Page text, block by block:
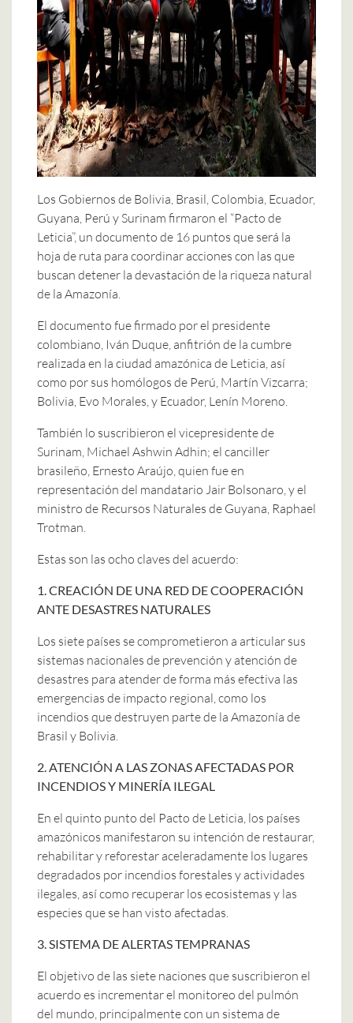
Los Gobiernos de Bolivia, Brasil, Colombia, Ecuador,
Guyana, Perú y Surinam firmaron el “Pacto de
Leticia”, un documento de 16 puntos que será la
hoja de ruta para coordinar acciones con las que
buscan detener la devastación de la riqueza natural
de la Amazonía.
El documento fue firmado por el presidente
colombiano, Iván Duque, anfitrión de la cumbre
realizada en la ciudad amazónica de Leticia, así
como por sus homólogos de Perú, Martín Vizcarra;
Bolivia, Evo Morales, y Ecuador, Lenín Moreno.
También lo suscribieron el vicepresidente de
Surinam, Michael Ashwin Adhin; el canciller
brasileño, Ernesto Araújo, quien fue en
representación del mandatario Jair Bolsonaro, y el
ministro de Recursos Naturales de Guyana, Raphael
Trotman.
Estas son las ocho claves del acuerdo:
1. CREACIÓN DE UNA RED DE COOPERACIÓN
ANTE DESASTRES NATURALES
Los siete países se comprometieron a articular sus
sistemas nacionales de prevención y atención de
desastres para atender de forma más efectiva las
emergencias de impacto regional, como los
incendios que destruyen parte de la Amazonía de
Brasil y Bolivia.
2. ATENCIÓN A LAS ZONAS AFECTADAS POR
INCENDIOS Y MINERÍA ILEGAL
En el quinto punto del Pacto de Leticia, los países
amazónicos manifestaron su intención de restaurar,
rehabilitar y reforestar aceleradamente los lugares
degradados por incendios forestales y actividades
ilegales, así como recuperar los ecosistemas y las
especies que se han visto afectadas.
3. SISTEMA DE ALERTAS TEMPRANAS
El objetivo de las siete naciones que suscribieron el
acuerdo es incrementar el monitoreo del pulmón
del mundo, principalmente con un sistema de